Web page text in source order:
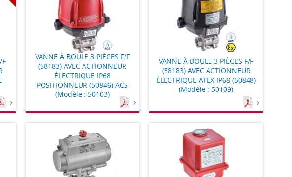
F
VANNE À BOULE 3 PIÈCES F/F
(58183) AVEC ACTIONNEUR
ÉLECTRIQUE IP68
POSITIONNEUR (50846) ACS
(Modèle : 50103)
VANNE À BOULE 3 PIÈCES F/F
(58183) AVEC ACTIONNEUR
ÉLECTRIQUE ATEX IP68 (50848)
(Modèle : 50109)